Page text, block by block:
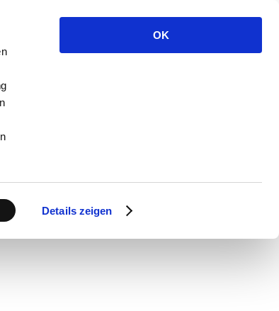
Details zeigen
OK